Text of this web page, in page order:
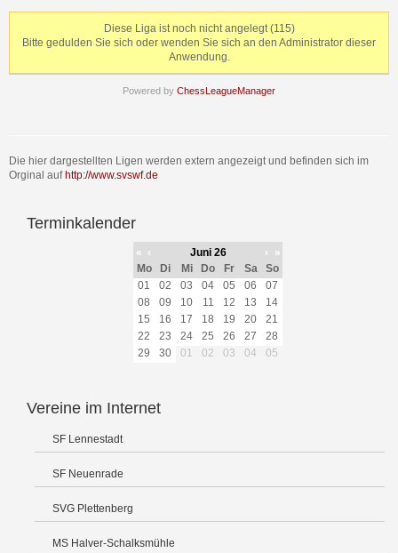
Diese Liga ist noch nicht angelegt (115)
Bitte gedulden Sie sich oder wenden Sie sich an den Administrator dieser
Anwendung.
Powered by ChessLeagueManager
Die hier dargestellten Ligen werden extern angezeigt und befinden sich im
Orginal auf http://www.svswf.de
Terminkalender
« ‹ Juni 26 ›
»
Mo
Di Mi Do Fr Sa
So
01
02 03 04 05 06
07
08
09 10 11 12 13
14
15
16 17 18 19 20
21
22
23 24 25 26 27
28
29
30 01 02 03 04 05
Vereine im Internet
SF Lennestadt
SF Neuenrade
SVG Plettenberg
MS Halver-Schalksmühle